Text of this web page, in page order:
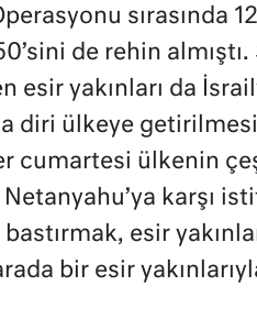
sırasında
de rehin almıştı.
esir yakınları da
diri ülkeye
cumartesi ülkenin
karşı
esir
bir esir